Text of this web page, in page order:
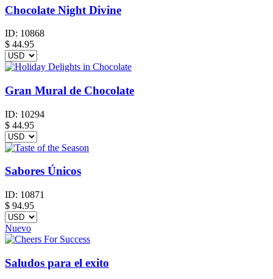
Chocolate Night Divine
ID: 10868
$ 44.95
Gran Mural de Chocolate
ID: 10294
$ 44.95
Sabores Únicos
ID: 10871
$ 94.95
Nuevo
Saludos para el exito